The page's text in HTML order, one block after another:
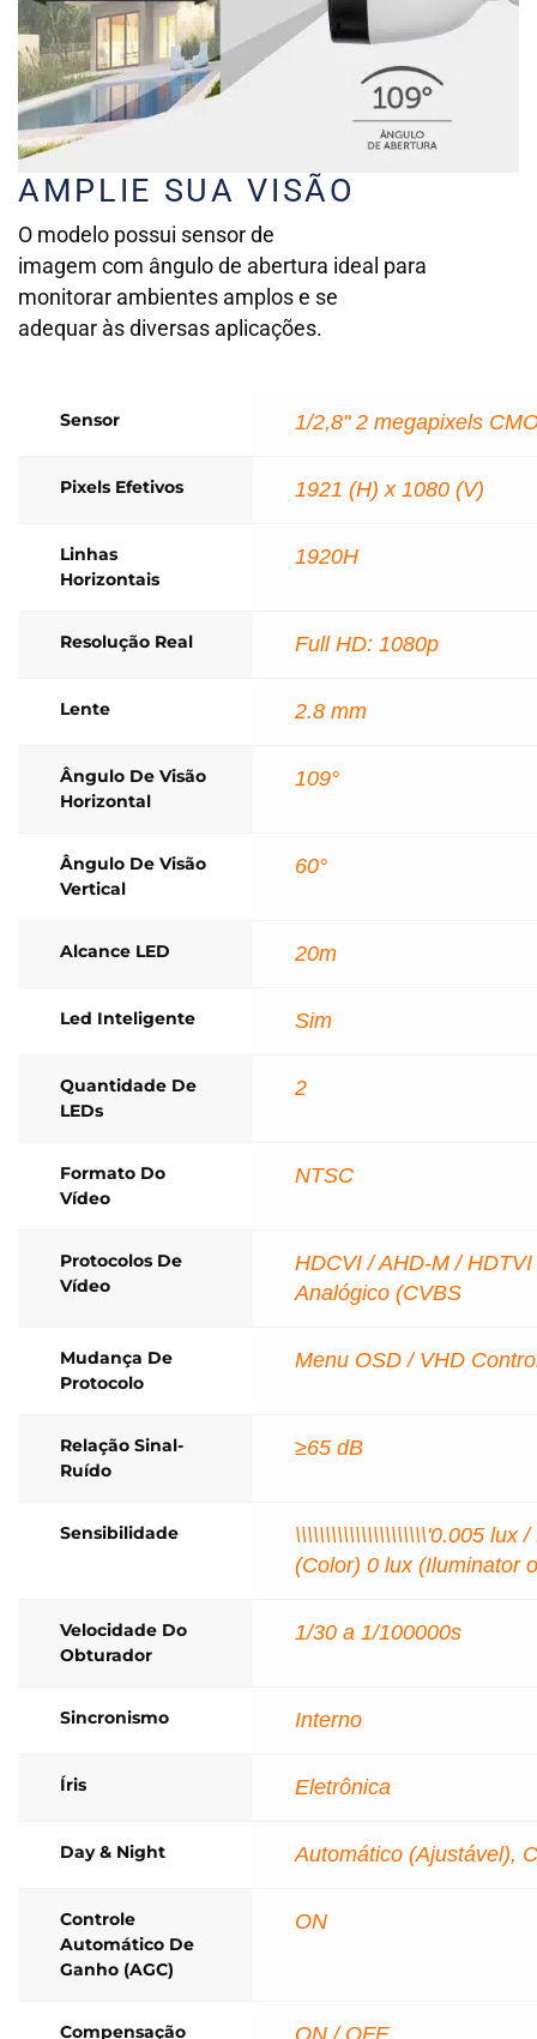
AMPLIE SUA VISÃO
O modelo possui sensor de
imagem com ângulo de abertura ideal para
monitorar ambientes amplos e se
adequar às diversas aplicações.
Sensor 1/2,8" 2 megapixels
Pixels Efetivos 1921 (H) x 1080 (V)
Linhas
Horizontais
1920H
Resolução Real Full HD: 1080p
Lente 2.8 mm
Ângulo De Visão
Horizontal
109°
Ângulo De Visão
Vertical
60°
Alcance LED 20m
Led Inteligente Sim
Quantidade De
LEDs
2
Formato Do
Vídeo
NTSC
Protocolos De
Vídeo
HDCVI / AHD-M /
Analógico (CVBS
Mudança De
Protocolo
Menu OSD / VHD
Relação Sinal-
Ruído
≥65 dB
Sensibilidade
\\\\\\\\\\\\\\\\\\\\\\'0.005 lux /
(Color) 0 lux (Iluminator
Velocidade Do
Obturador
1/30 a 1/100000s
Sincronismo Interno
Íris Eletrônica
Day & Night Automático (Ajustável),
Controle
Automático De
Ganho (AGC)
ON
Compensação